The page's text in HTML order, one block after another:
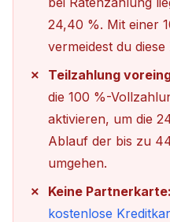
24,40 %. Mit einer
vermeidest du
Teilzahlung
die 100 %-
aktivieren, um die
Ablauf der bis zu
umgehen.
Keine Partnerkarte:
kostenlose